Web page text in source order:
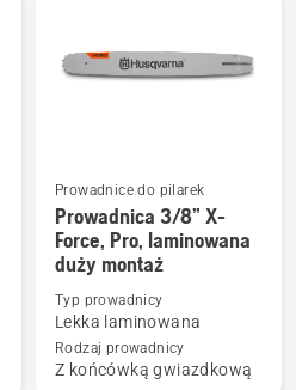
Zobacz
więcej
szczegółów
Prowadnica
3/8”
Prowadnice do pilarek
Prowadnica 3/8” X-
Force, Pro, laminowana
duży montaż
Typ prowadnicy
Lekka laminowana
Rodzaj prowadnicy
Z końcówką gwiazdkową